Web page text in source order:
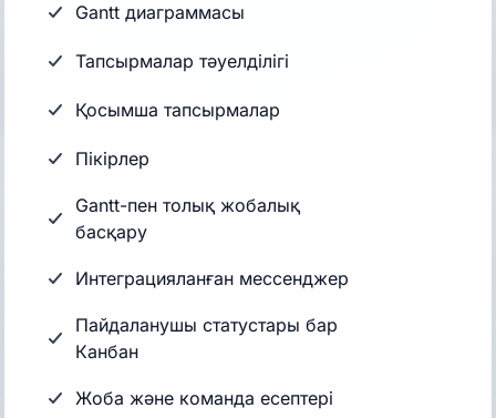
Gantt диаграммасы
Тапсырмалар тәуелділігі
Қосымша тапсырмалар
Пікірлер
Gantt-пен толық жобалық
басқару
Интеграцияланған мессенджер
Пайдаланушы статустары бар
Канбан
Жоба және команда есептері